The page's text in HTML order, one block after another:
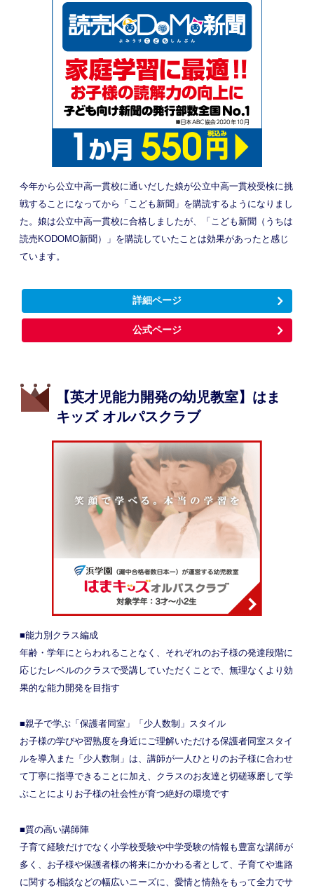
今年から公立中高一貫校に通いだした娘が公立中高一貫校受検に挑
戦することになってから「こども新聞」を購読するようになりまし
た。娘は公立中高一貫校に合格しましたが、「こども新聞（うちは
読売KODOMO新聞）」を購読していたことは効果があったと感じ
ています。
詳細ページ
公式ページ
【英才児能力開発の幼児教室】はま
キッズ オルパスクラブ
■能力別クラス編成
年齢・学年にとらわれることなく、それぞれのお子様の発達段階に
応じたレベルのクラスで受講していただくことで、無理なくより効
果的な能力開発を目指す
■親子で学ぶ「保護者同室」「少人数制」スタイル
お子様の学びや習熟度を身近にご理解いただける保護者同室スタイ
ルを導入また「少人数制」は、講師が一人ひとりのお子様に合わせ
て丁寧に指導できることに加え、クラスのお友達と切磋琢磨して学
ぶことによりお子様の社会性が育つ絶好の環境です
■質の高い講師陣
子育て経験だけでなく小学校受験や中学受験の情報も豊富な講師が
多く、お子様や保護者様の将来にかかわる者として、子育てや進路
に関する相談などの幅広いニーズに、愛情と情熱をもって全力でサ